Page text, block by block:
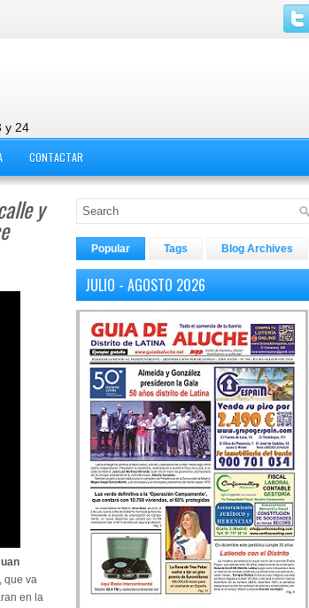
y 24
CONTACTAR
y
que va
en la
Popular Tags Blog Archives
JULIO - AGOSTO 2026